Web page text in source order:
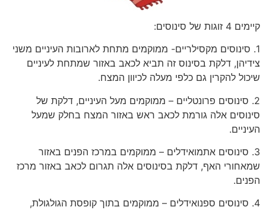
קיימים 4 זוגות של סינוסים:
1. סינוסים מקסילריים- ממוקמים מתחת לארובות העיניים משני
צידיהן, דלקת בסינוס זה תביא לכאב באזור שמתחת לעיניים
שיכול להקרין גם כלפי מעלה לכיוון המצח.
2. סינוסים פרונטליים – ממוקמים מעל העיניים, דלקת של
סינוסים אלה גורמת לכאב ראש באזור המצח בחלק שמעל
העיניים.
3. סינוסים אתמואידלים – ממוקמים במרכז הפנים באזור
שמאחורי האף, דלקת בסינוסים אלה תגרום לכאב באזור מרכז
הפנים.
4. סינוסים ספנואידלים – ממוקמים בתוך קופסת הגולגולת,